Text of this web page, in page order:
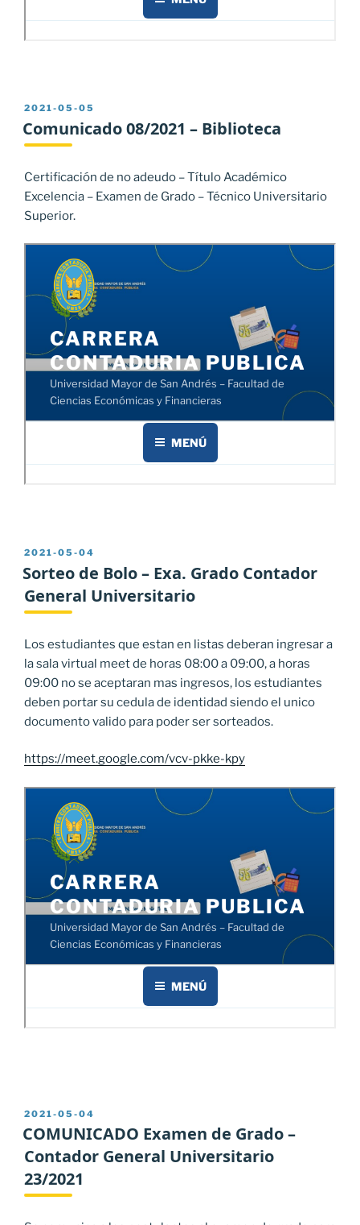
PUBLICADO
EL
2021-05-05
Comunicado 08/2021 – Biblioteca
Certificación de no adeudo – Título Académico
Excelencia – Examen de Grado – Técnico Universitario
Superior.
PUBLICADO
EL
2021-05-04
Sorteo de Bolo – Exa. Grado Contador
General Universitario
Los estudiantes que estan en listas deberan ingresar a
la sala virtual meet de horas 08:00 a 09:00, a horas
09:00 no se aceptaran mas ingresos, los estudiantes
deben portar su cedula de identidad siendo el unico
documento valido para poder ser sorteados.
https://meet.google.com/vcv-pkke-kpy
PUBLICADO
EL
2021-05-04
COMUNICADO Examen de Grado –
Contador General Universitario
23/2021